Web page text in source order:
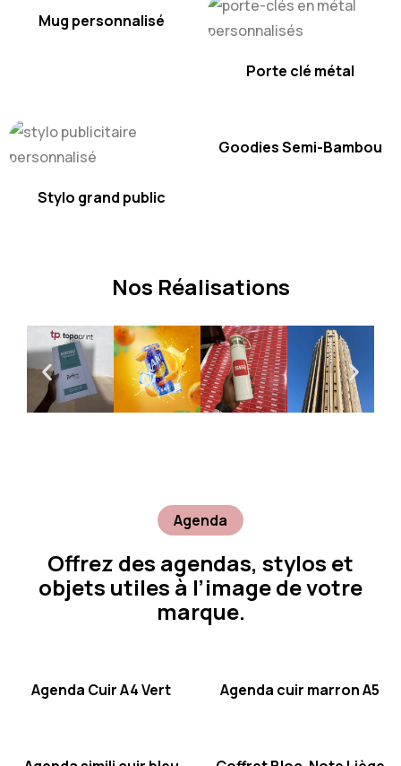
Mug personnalisé
Porte clé métal
Stylo grand public
Goodies Semi-Bambou
Nos Réalisations
Agenda
Offrez des agendas, stylos et
objets utiles à l’image de votre
marque.
Agenda Cuir A4 Vert Agenda cuir marron A5